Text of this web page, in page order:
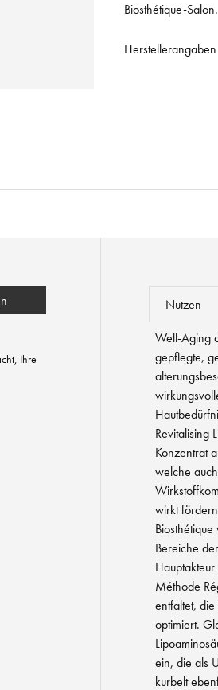
Biosthétique-Salon.
Herstellerangaben
Ihre
Nutzen
Well-Aging
gepflegte,
Revitalising
Konzentrat
welche
wirkt
Bereiche
Méthode
entfaltet,
optimiert.
ein, die als
kurbelt